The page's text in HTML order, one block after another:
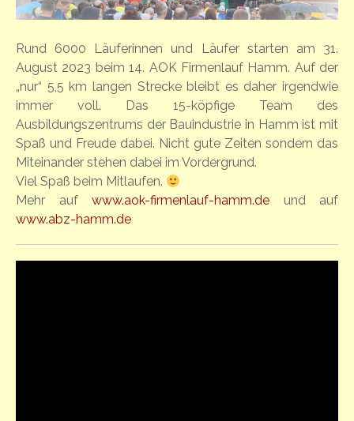
Rund 6000 Läuferinnen und Läufer starten am 31.
August 2023 beim 14. AOK Firmenlauf Hamm. Auf der
„nur“ 5,5 km langen Strecke bleibt es daher irgendwie
immer voll. Das 15-köpfige Team des
Ausbildungszentrums der Bauindustrie in Hamm ist mit
Spaß und Freude dabei. Nicht gute Zeiten sondern das
Miteinander stehen dabei im Vordergrund.
Viel Spaß beim Mitlaufen.
Mehr auf www.aok-firmenlauf-hamm.de und auf
www.abz-hamm.de